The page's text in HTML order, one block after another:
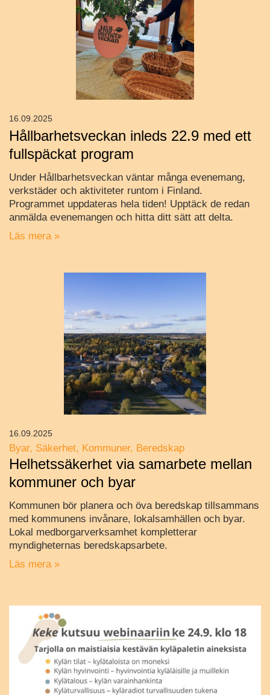
Hållbarhetsveckan inleds 22.9 med ett
fullspäckat program
Under Hållbarhetsveckan väntar många evenemang,
verkstäder och aktiviteter runtom i Finland.
Programmet uppdateras hela tiden! Upptäck de redan
anmälda evenemangen och hitta ditt sätt att delta.
Läs mera »
16.09.2025
Byar Säkerhet Kommuner Beredskap
Helhetssäkerhet via samarbete mellan
kommuner och byar
Kommunen bör planera och öva beredskap tillsammans
med kommunens invånare, lokalsamhällen och byar.
Lokal medborgarverksamhet kompletterar
myndigheternas beredskapsarbete.
Läs mera »
16.09.2025